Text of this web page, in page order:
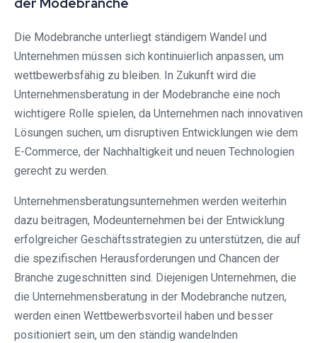
Die Modebranche unterliegt ständigem Wandel und
Unternehmen müssen sich kontinuierlich anpassen, um
wettbewerbsfähig zu bleiben. In Zukunft wird die
Unternehmensberatung in der Modebranche eine noch
wichtigere Rolle spielen, da Unternehmen nach innovativen
Lösungen suchen, um disruptiven Entwicklungen wie dem
E-Commerce, der Nachhaltigkeit und neuen Technologien
gerecht zu werden.
Unternehmensberatungsunternehmen werden weiterhin
dazu beitragen, Modeunternehmen bei der Entwicklung
erfolgreicher Geschäftsstrategien zu unterstützen, die auf
die spezifischen Herausforderungen und Chancen der
Branche zugeschnitten sind. Diejenigen Unternehmen, die
die Unternehmensberatung in der Modebranche nutzen,
werden einen Wettbewerbsvorteil haben und besser
positioniert sein, um den ständig wandelnden